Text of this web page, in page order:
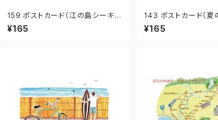
159 ポストカード（江の島シーキャ
ンドル）
¥165
143 ポストカード（夏
¥165